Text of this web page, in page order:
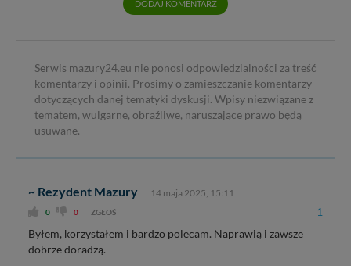
DODAJ KOMENTARZ
Serwis mazury24.eu nie ponosi odpowiedzialności za treść
komentarzy i opinii. Prosimy o zamieszczanie komentarzy
dotyczących danej tematyki dyskusji. Wpisy niezwiązane z
tematem, wulgarne, obraźliwe, naruszające prawo będą
usuwane.
~ Rezydent Mazury 14 maja 2025, 15:11
0 0 ZGŁOŚ 1
Byłem, korzystałem i bardzo polecam. Naprawią i zawsze
dobrze doradzą.
W każdej chwili możesz: zażądać dostępu do swoich
danych, zażądać ich poprawienia lub usunięcia,
praw w odniesieniu do informacji zawartych w plikach
cookies. Twoja przeglądarka umożliwia Ci skasowanie
tych plików - w pewnych przypadkach nie możemy tego
zrobić za Ciebie.
nowo...